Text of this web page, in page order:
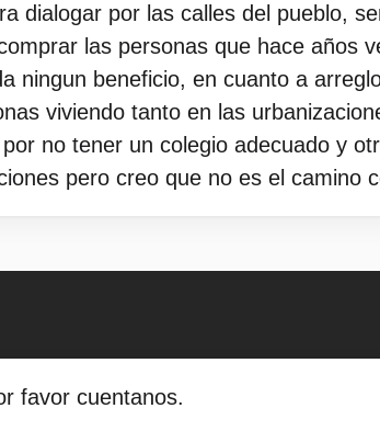
dialogar por las calles del pueblo,
las personas que hace años
ningun beneficio, en cuanto a
viviendo tanto en las
no tener un colegio adecuado y
pero creo que no es el camino
favor cuentanos.